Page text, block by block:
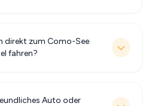
direkt zum Como-See
fahren?
Auto oder